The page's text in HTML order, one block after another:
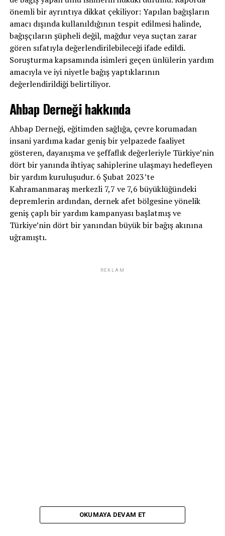
önemli bir ayrıntıya dikkat çekiliyor: Yapılan bağışların
amacı dışında kullanıldığının tespit edilmesi halinde,
bağışçıların şüpheli değil, mağdur veya suçtan zarar
gören sıfatıyla değerlendirilebileceği ifade edildi.
Soruşturma kapsamında isimleri geçen ünlülerin yardım
amacıyla ve iyi niyetle bağış yaptıklarının
değerlendirildiği belirtiliyor.
Ahbap Derneği hakkında
Ahbap Derneği, eğitimden sağlığa, çevre korumadan
insani yardıma kadar geniş bir yelpazede faaliyet
gösteren, dayanışma ve şeffaflık değerleriyle Türkiye’nin
dört bir yanında ihtiyaç sahiplerine ulaşmayı hedefleyen
bir yardım kuruluşudur. 6 Şubat 2023’te
Kahramanmaraş merkezli 7,7 ve 7,6 büyüklüğündeki
depremlerin ardından, dernek afet bölgesine yönelik
geniş çaplı bir yardım kampanyası başlatmış ve
Türkiye’nin dört bir yanından büyük bir bağış akınına
uğramıştı.
REKLAM
OKUMAYA DEVAM ET